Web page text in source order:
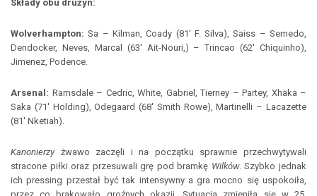
Składy obu drużyn:
Wolverhampton: Sa – Kilman, Coady (81' F. Silva), Saiss – Semedo,
Dendocker, Neves, Marcal (63' Ait-Nouri,) – Trincao (62' Chiquinho),
Jimenez, Podence.
Arsenal: Ramsdale – Cedric, White, Gabriel, Tierney – Partey, Xhaka –
Saka (71' Holding), Odegaard (68' Smith Rowe), Martinelli – Lacazette
(81' Nketiah).
Kanonierzyżwawo zaczęli i na początku sprawnie przechwytywali
stracone piłki oraz przesuwali grę pod bramkę Wilków. Szybko jednak
ich pressing przestał być tak intensywny a gra mocno się uspokoiła,